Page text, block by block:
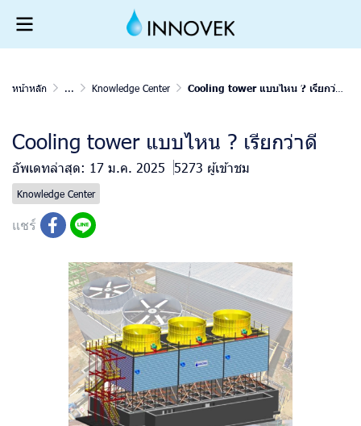
หน้าหลัก ... Knowledge Center Cooling tower แบบไหน ? เรียกว่าดี
Cooling tower แบบไหน ? เรียกว่าดี
อัพเดทล่าสุด: 17 ม.ค. 2025 5273 ผู้เข้าชม
Knowledge Center
แชร์